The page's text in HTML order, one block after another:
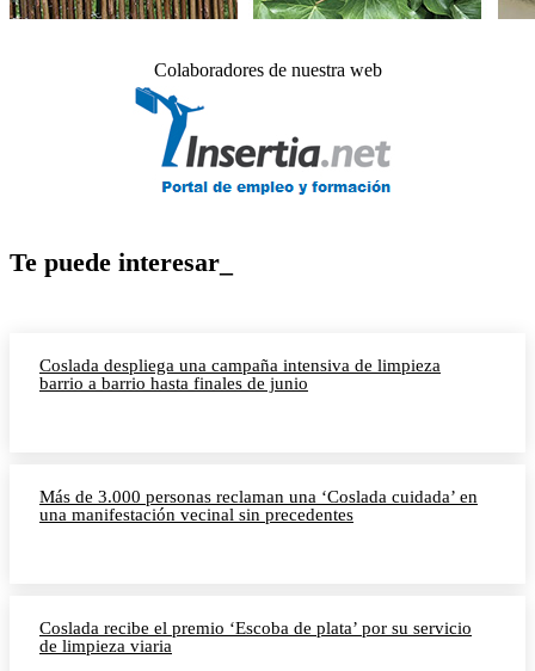
Colaboradores de nuestra web
Te puede interesar_
Coslada despliega una campaña intensiva de limpieza
barrio a barrio hasta finales de junio
Más de 3.000 personas reclaman una ‘Coslada cuidada’ en
una manifestación vecinal sin precedentes
Coslada recibe el premio ‘Escoba de plata’ por su servicio
de limpieza viaria